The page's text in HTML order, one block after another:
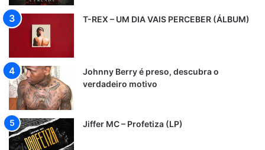
T-REX – UM DIA VAIS PERCEBER (ÁLBUM)
Johnny Berry é preso, descubra o
verdadeiro motivo
Jiffer MC – Profetiza (LP)